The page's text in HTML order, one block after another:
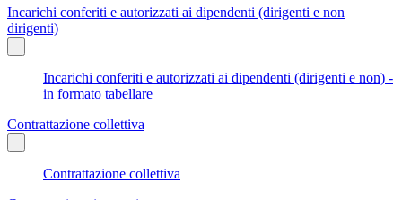
Incarichi conferiti e autorizzati ai dipendenti (dirigenti e non
dirigenti)
Incarichi conferiti e autorizzati ai dipendenti (dirigenti e non) -
in formato tabellare
Contrattazione collettiva
Contrattazione collettiva